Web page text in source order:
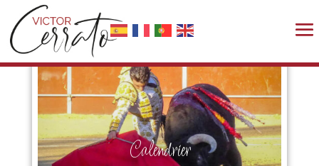
Calendrier